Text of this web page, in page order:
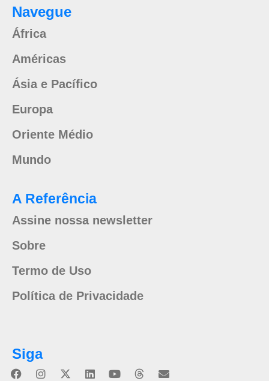
Navegue
África
Américas
Ásia e Pacífico
Europa
Oriente Médio
Mundo
A Referência
Assine nossa newsletter
Sobre
Termo de Uso
Política de Privacidade
Siga